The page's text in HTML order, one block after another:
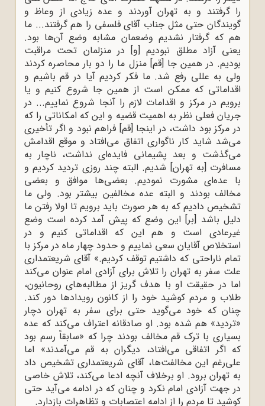
را گرفتند و به تهران آوردند و عده زیادی از وعاظ و
گویندگان حتی مثل جناب آقای فلسفی را هم گرفتند... ما
هم که گرفتار نشدیم وضعمان مشابه وضع آن‌ها بود.
یعنی آزاد مطلق نبودیم [و] در منزلمان تحت مراقبت
بودیم. در همین جا [قم] منزل ما را دو بار محاصره کردند
ولی به عللی رفع شد. ما فکر کردیم آیا در قم باشیم و
اقداماتی که ممکن است از همین جا شروع کنیم و یا
برویم در مرکز و اقدامات لازم را آنجا شروع نماییم... در
جریان فعلی نظر به اهمیت قضیه و این که امکاناتی را که
در مرکز بود داشت، در اینجا [قم] فراهم نبود و اگر تأخیری
می‌شد شاید کار ناگواری اتفاق می‌افتاد و موقع اقدامش
می‌گذشت و بعد پشیمانی فایده‌ای نداشت، ناچار به
مسافرت [به تهران] شدیم. البته چند روزی تردید کردیم و
با عده‌ای مشورت نمودیم. بعضی‌ها موافق و بعضی
مخالف بودند و البته عده مخالفین بیشتر بود. ولی ما
تشخیص دادیم که به هر صورت باید برویم تا اولا رفتن ما
دلیل باشد [بر] این وضع که پیش آمد کرده است وضع
غیرعادی است و هم این که اقداماتی کنیم و در
استخلاص آقایان سعی نماییم و حدود چهار ماه در مرکز با
تمام ناراحتی که داشتیم توقف کردیم.» آقای شریعتمداری
علت سفر به تهران را تلاش برای آزادی امام عنوان می‌کند
اما در حقیقت او با هدف گریز از مطالبه‌های روحانیون،
طلاب و مردم کوشید خود را از کانون رویدادها دور کند.
چنان که خود می‌گوید حتی برای سفر به تهران دچار
«تردید» هم شده بود. او صادقانه اعتراف می‌کند که عده
بسیاری با ترک قم مخالف بودند چرا که «سابقاً رسم بود
که اگر اتفاقی می‌افتاد، دیگران به قم می‌آمدند» اما
علی‌رغم این مخالفت‌ها، آقای شریعتمداری تشخیص داد
به تهران برود. او برخلاف آنچه ادعا می‌کند، تلاش خاصی
در جهت آزادی امام نکرد و چنان که در ادامه می‌آید حتی
کوشید تا مردم را از ادامه اعتصابات و تظاهرات بازدارد.